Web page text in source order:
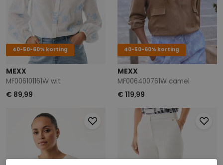
40-50-60% korting
MEXX
MF006101161W wit
€ 89,99
40-50-60% korting
MEXX
MF006400761W camel
€ 119,99